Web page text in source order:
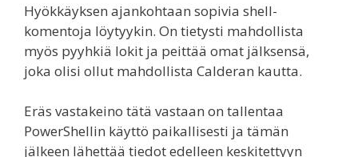
Hyökkäyksen ajankohtaan sopivia shell-
komentoja löytyykin. On tietysti mahdollista
myös pyyhkiä lokit ja peittää omat jälksensä,
joka olisi ollut mahdollista Calderan kautta.
Eräs vastakeino tätä vastaan on tallentaa
PowerShellin käyttö paikallisesti ja tämän
jälkeen lähettää tiedot edelleen keskitettyyn